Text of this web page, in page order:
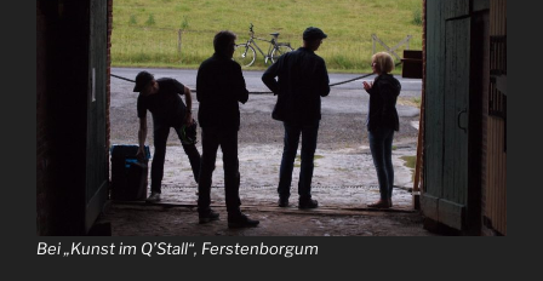
Bei „Kunst im Q’Stall“, Ferstenborgum